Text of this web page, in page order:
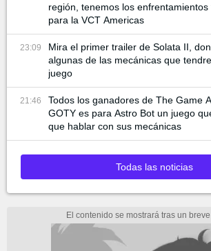
región, tenemos los enfrentamientos
para la VCT Americas
23:09
Mira el primer trailer de Solata II,
algunas de las mecánicas que
juego
21:46
Todos los ganadores de The Game
GOTY es para Astro Bot un juego
que hablar con sus mecánicas
Todas las noticias